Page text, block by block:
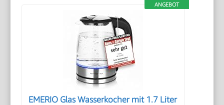
ANGEBOT
EMERIO Glas Wasserkocher mit 1.7 Liter